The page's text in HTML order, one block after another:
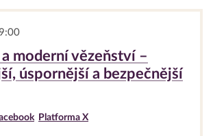
a moderní vězeňství –
úspornější a bezpečnější
Platforma X